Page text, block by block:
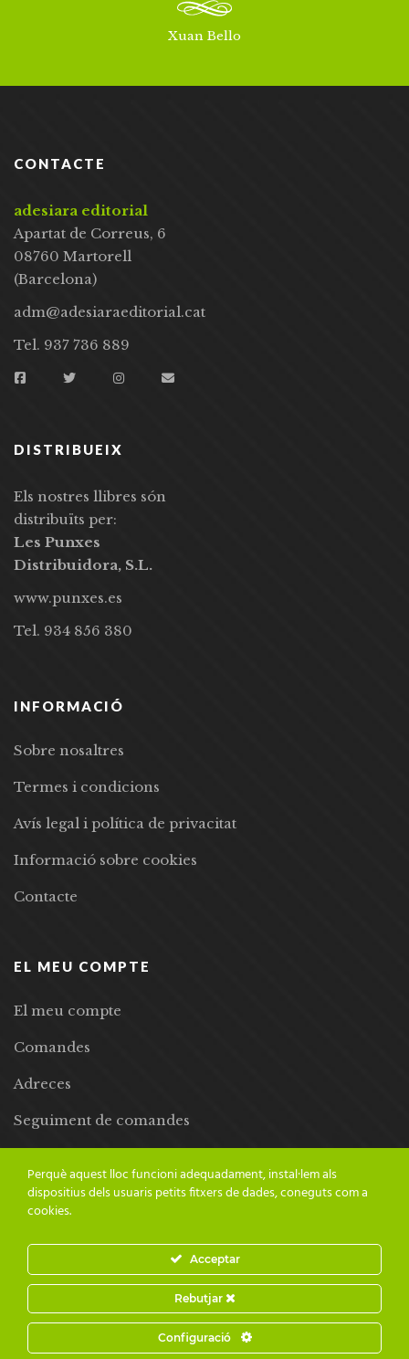
Xuan Bello
CONTACTE
adesiara editorial
Apartat de Correus, 6
08760 Martorell
(Barcelona)
adm@adesiaraeditorial.cat
Tel. 937 736 889
DISTRIBUEIX
Els nostres llibres són
distribuïts per:
Les Punxes
Distribuidora, S.L.
www.punxes.es
Tel. 934 856 380
INFORMACIÓ
Sobre nosaltres
Termes i condicions
Avís legal i política de privacitat
Informació sobre cookies
Contacte
EL MEU COMPTE
El meu compte
Comandes
Adreces
Seguiment de comandes
© 2024 Adesiara Editorial | Tots els drets reservats | Preus amb
IVA inclòs |Grademorphic
Perquè aquest lloc funcioni adequadament, instal·lem als
dispositius dels usuaris petits fitxers de dades, coneguts com a
cookies.
Acceptar
Rebutjar
Configuració